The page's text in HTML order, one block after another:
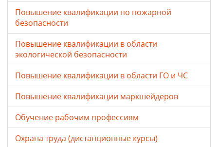
Повышение квалификации по пожарной
безопасности
Повышение квалификации в области
экологической безопасности
Повышение квалификации в области ГО и ЧС
Повышение квалификации маркшейдеров
Обучение рабочим профессиям
Охрана труда (дистанционные курсы)